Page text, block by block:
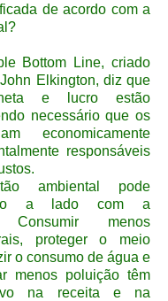
de acordo com a
Bottom Line, criado
Elkington, diz que
e lucro estão
necessário que os
economicamente
responsáveis
ambiental pode
a lado com a
Consumir menos
proteger o meio
o consumo de água e
menos poluição têm
na receita e na